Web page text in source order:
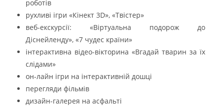
роботів
рухливі ігри «Кінект 3D», «Твістер»
веб-екскурсії: «Віртуальна подорож до
Діснейленду», «7 чудес країни»
інтерактивна відео-вікторина «Вгадай тварин за їх
слідами»
он-лайн ігри на інтерактивній дошці
перегляди фільмів
дизайн-галерея на асфальті